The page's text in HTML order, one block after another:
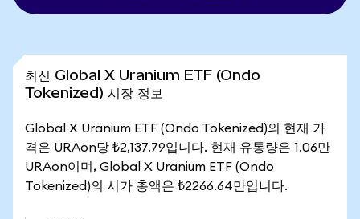
최신 Global X Uranium ETF (Ondo
Tokenized) 시장 정보
Global X Uranium ETF (Ondo Tokenized)의 현재 가
격은 URAon당 ₺2,137.79입니다. 현재 유통량은 1.06만
URAon이며, Global X Uranium ETF (Ondo
Tokenized)의 시가 총액은 ₺2266.64만입니다.